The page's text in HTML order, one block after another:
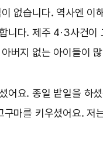
없습니다. 역사엔 이
니다. 제주 4·3사건이
버지 없는 아이들이
어요. 종일 밭일을 하
마를 키우셨어요. 저